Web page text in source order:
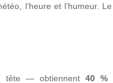
l’heure et l’humeur. Le
tête — obtiennent40 %